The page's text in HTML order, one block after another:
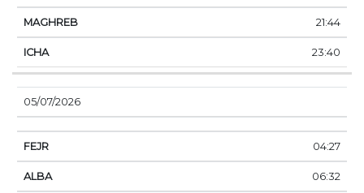
21:44
23:40
05/07/2026
04:27
06:32